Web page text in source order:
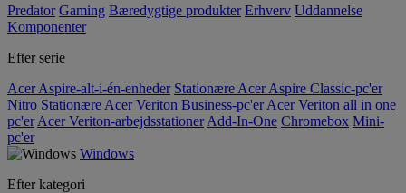
Predator Gaming Bæredygtige produkter Erhverv Uddannelse
Komponenter
Efter serie
Acer Aspire-alt-i-én-enheder Stationære Acer Aspire Classic-pc'er
Nitro Stationære Acer Veriton Business-pc'er Acer Veriton all in one
pc'er Acer Veriton-arbejdsstationer Add-In-One Chromebox Mini-
pc'er
Windows
Efter kategori